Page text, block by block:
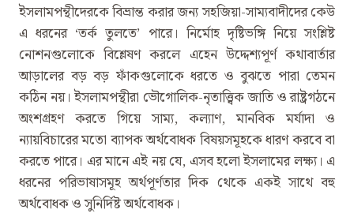
ইসলামপন্থীদেরকে বিভ্রান্ত করার জন্য সহজিয়া-সাম্যবাদীদের কেউ
এ ধরনের ‘তর্ক তুলতে’ পারে। নির্মোহ দৃষ্টিভঙ্গি নিয়ে সংশ্লিষ্ট
নোশনগুলোকে বিশ্লেষণ করলে এহেন উদ্দেশ্যপূর্ণ কথাবার্তার
আড়ালের বড় বড় ফাঁকগুলোকে ধরতে ও বুঝতে পারা তেমন
কঠিন নয়। ইসলামপন্থীরা ভৌগোলিক-নৃতাত্ত্বিক জাতি ও রাষ্ট্রগঠনে
অংশগ্রহণ করতে গিয়ে সাম্য, কল্যাণ, মানবিক মর্যাদা ও
ন্যায়বিচারের মতো ব্যাপক অর্থবোধক বিষয়সমূহকে ধারণ করবে বা
করতে পারে। এর মানে এই নয় যে, এসব হলো ইসলামের লক্ষ্য। এ
ধরনের পরিভাষাসমূহ অর্থপূর্ণতার দিক থেকে একই সাথে বহু
অর্থবোধক ও সুনির্দিষ্ট অর্থবোধক।